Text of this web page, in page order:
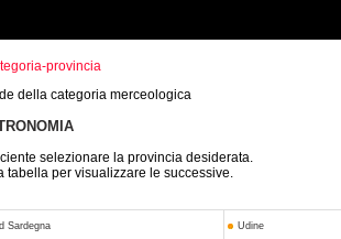
provincia
della categoria merceologica
selezionare la provincia desiderata.
per visualizzare le successive.
Sardegna
Udine